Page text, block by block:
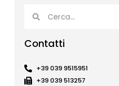
Contatti
+39 039 9515951
+39 039 513257